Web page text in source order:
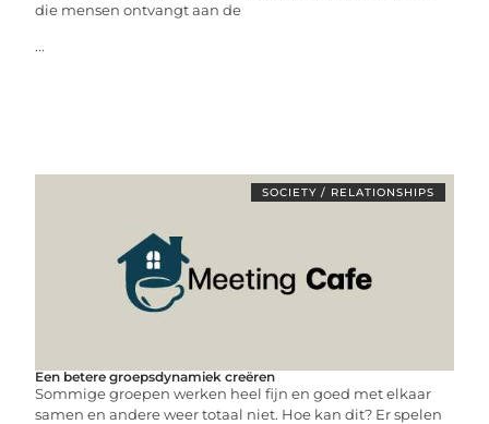
die mensen ontvangt aan de
...
SOCIETY / RELATIONSHIPS
Een betere groepsdynamiek creëren
Sommige groepen werken heel fijn en goed met elkaar
samen en andere weer totaal niet. Hoe kan dit? Er spelen